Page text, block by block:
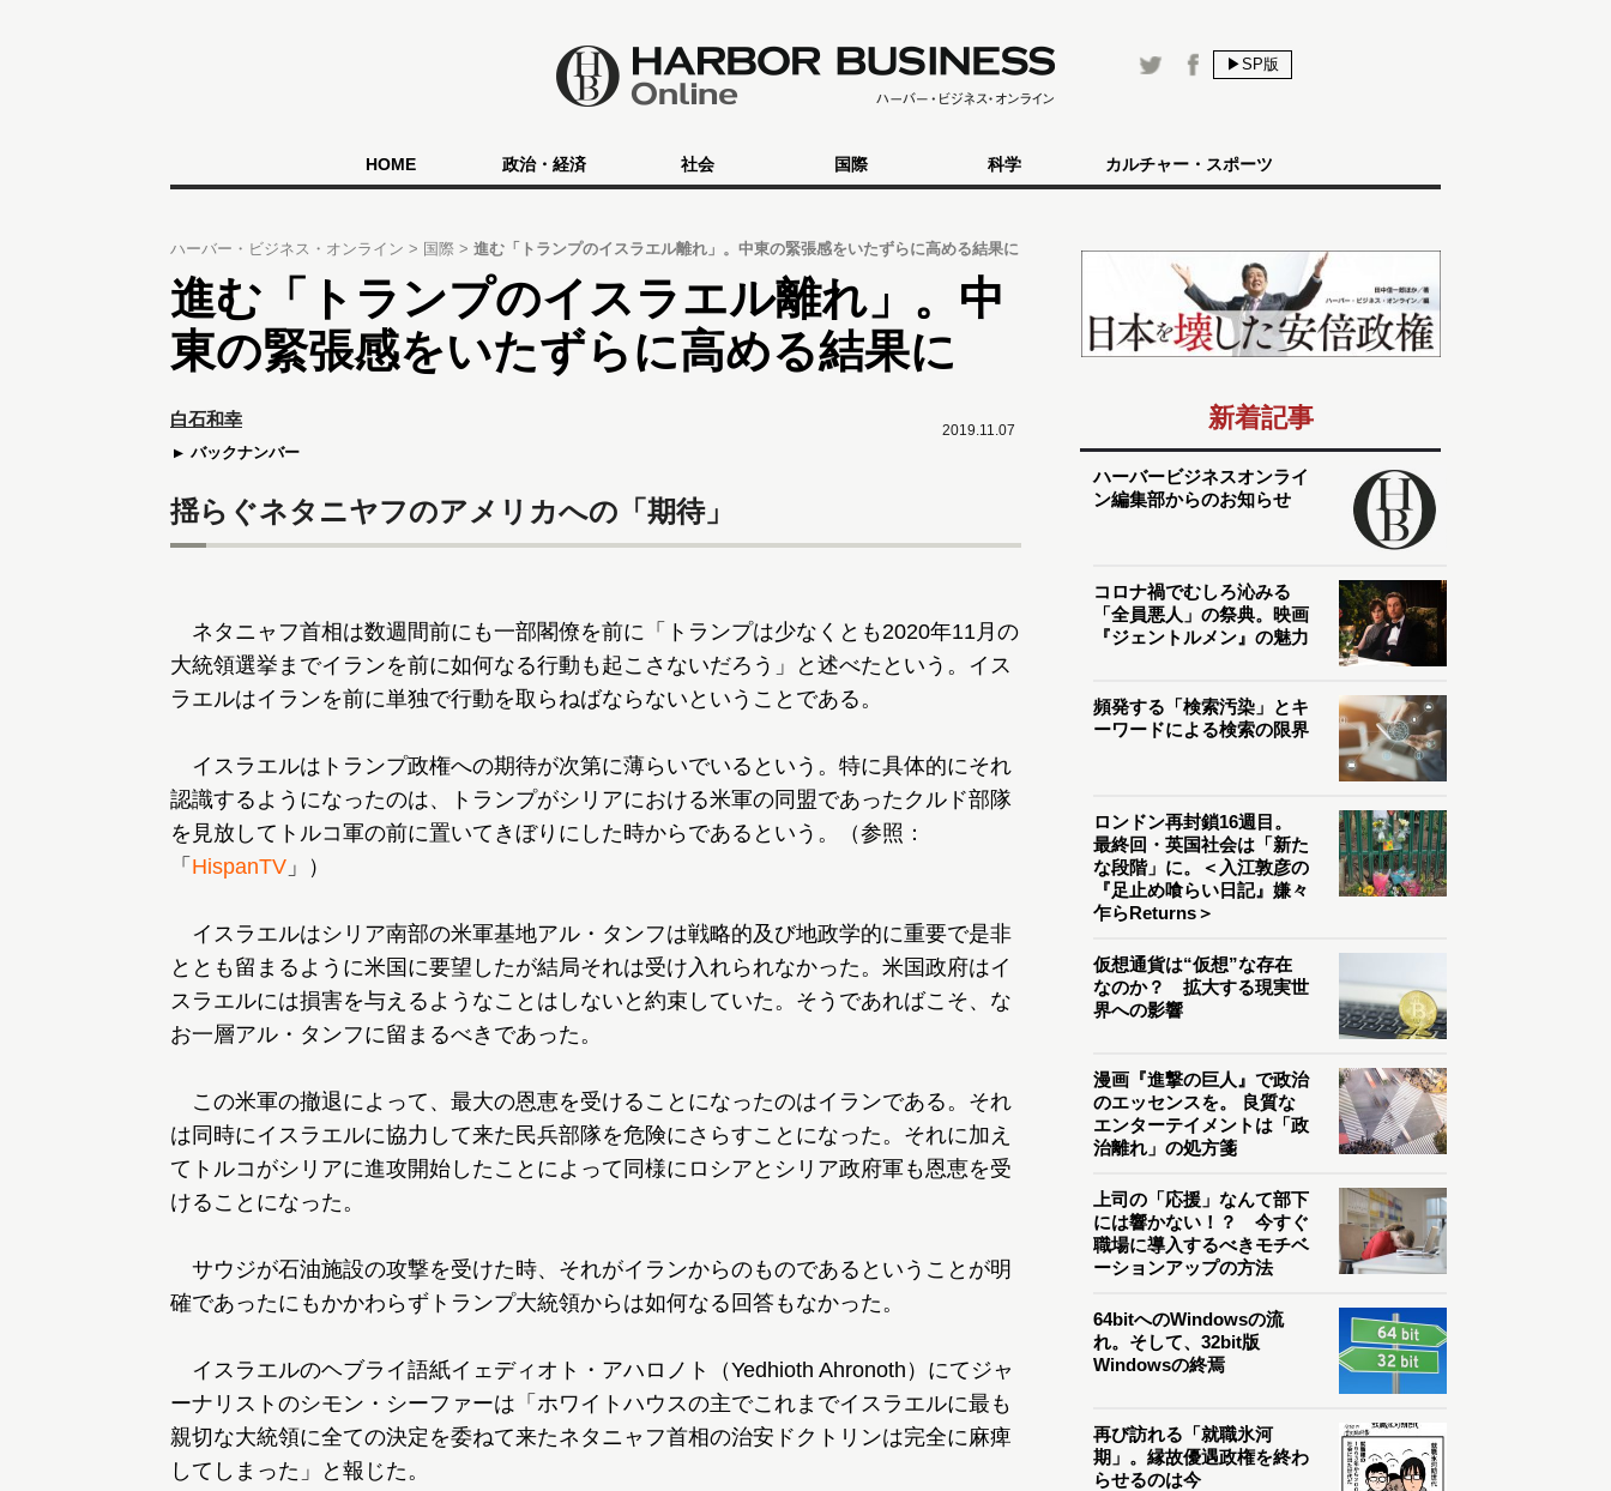
▶SP版
HOME 政治・経済 社会 国際 科学 カルチャー・スポーツ
ハーバー・ビジネス・オンライン 国際 進む「トランプのイスラエル離れ」。中東の緊張感をいたずらに高める結果に
進む「トランプのイスラエル離れ」。中
東の緊張感をいたずらに高める結果に
2019.11.07
白石和幸
バックナンバー
揺らぐネタニヤフのアメリカへの「期待」
ネタニャフ首相は数週間前にも一部閣僚を前に「トランプは少なくとも2020年11月の
大統領選挙までイランを前に如何なる行動も起こさないだろう」と述べたという。イス
ラエルはイランを前に単独で行動を取らねばならないということである。
イスラエルはトランプ政権への期待が次第に薄らいでいるという。特に具体的にそれ
認識するようになったのは、トランプがシリアにおける米軍の同盟であったクルド部隊
を見放してトルコ軍の前に置いてきぼりにした時からであるという。（参照：
「 HispanTV 」）
イスラエルはシリア南部の米軍基地アル・タンフは戦略的及び地政学的に重要で是非
ととも留まるように米国に要望したが結局それは受け入れられなかった。米国政府はイ
スラエルには損害を与えるようなことはしないと約束していた。そうであればこそ、な
お一層アル・タンフに留まるべきであった。
この米軍の撤退によって、最大の恩恵を受けることになったのはイランである。それ
は同時にイスラエルに協力して来た民兵部隊を危険にさらすことになった。それに加え
てトルコがシリアに進攻開始したことによって同様にロシアとシリア政府軍も恩恵を受
けることになった。
サウジが石油施設の攻撃を受けた時、それがイランからのものであるということが明
確であったにもかかわらずトランプ大統領からは如何なる回答もなかった。
イスラエルのヘブライ語紙イェディオト・アハロノト（Yedhioth Ahronoth）にてジャ
ーナリストのシモン・シーファーは「ホワイトハウスの主でこれまでイスラエルに最も
親切な大統領に全ての決定を委ねて来たネタニャフ首相の治安ドクトリンは完全に麻痺
してしまった」と報じた。
新着記事
ハーバービジネスオンライ
ン編集部からのお知らせ
コロナ禍でむしろ沁みる
「全員悪人」の祭典。映画
『ジェントルメン』の魅力
頻発する「検索汚染」とキ
ーワードによる検索の限界
ロンドン再封鎖16週目。
最終回・英国社会は「新た
な段階」に。＜入江敦彦の
『足止め喰らい日記』嫌々
乍らReturns＞
仮想通貨は“仮想”な存在
なのか？ 拡大する現実世
界への影響
漫画『進撃の巨人』で政治
のエッセンスを。 良質な
エンターテイメントは「政
治離れ」の処方箋
上司の「応援」なんて部下
には響かない！？ 今すぐ
職場に導入するべきモチベ
ーションアップの方法
64bitへのWindowsの流
れ。そして、32bit版
Windowsの終焉
再び訪れる「就職氷河
期」。縁故優遇政権を終わ
らせるのは今